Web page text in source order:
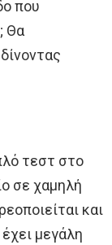
που
Θα
τεστ στο
σε χαμηλή
και
μεγάλη